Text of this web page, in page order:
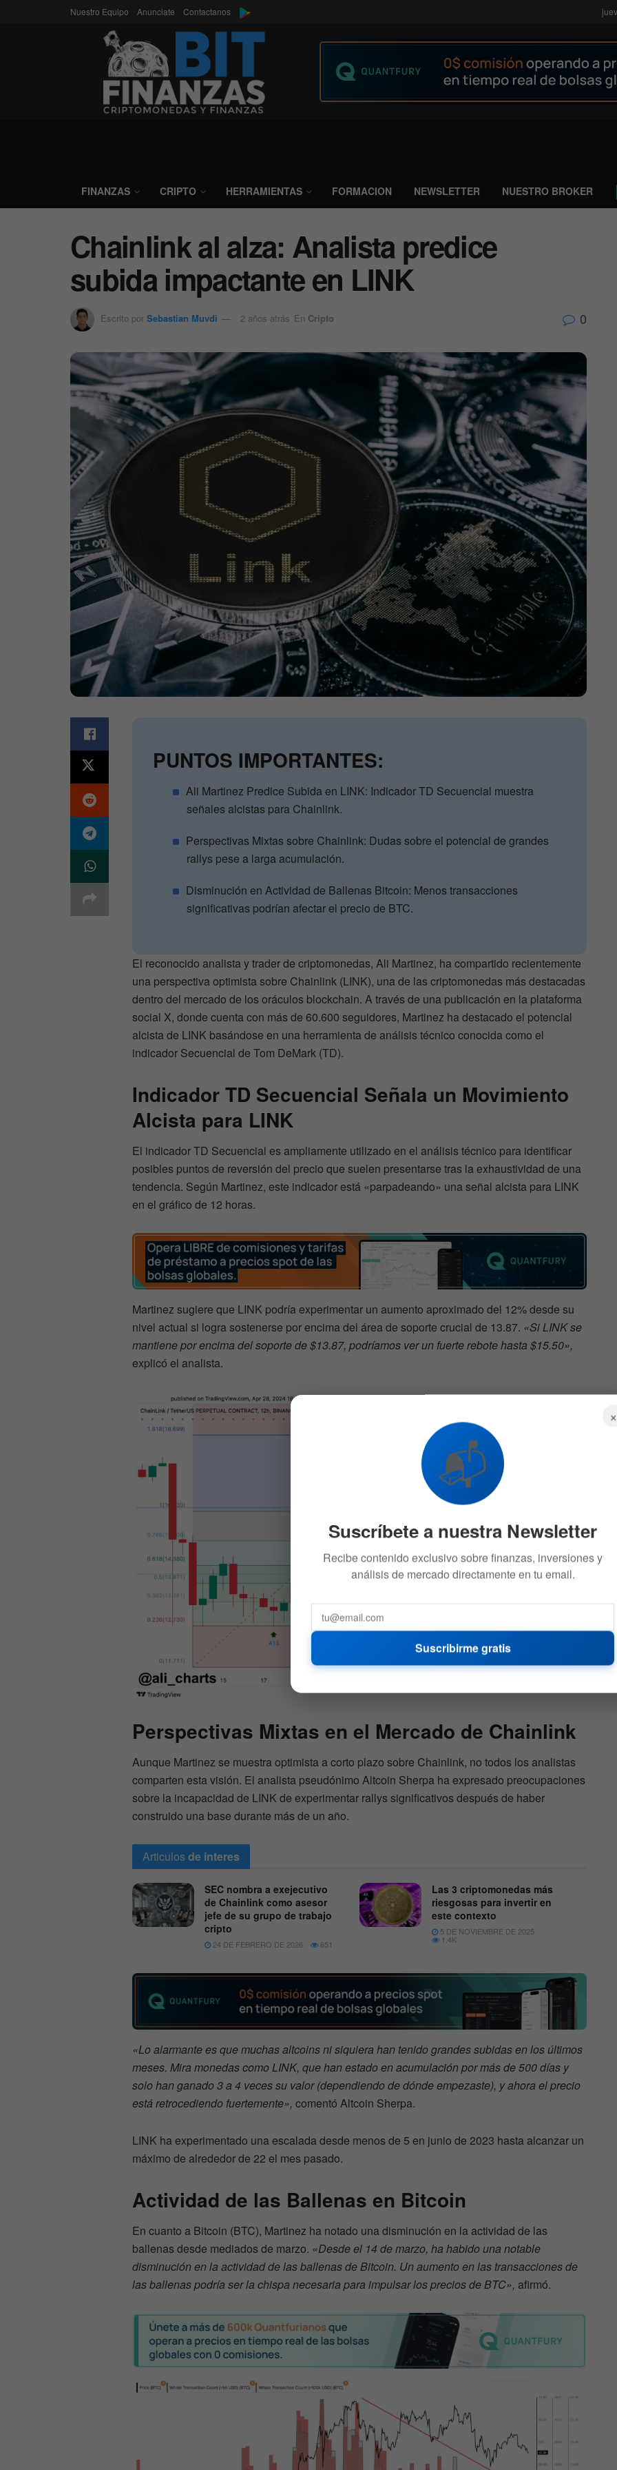
Nuestro Equipo Anunciate Contactanos
FINANZAS CRIPTO HERRAMIENTAS FORMACION NEWSLETTER NUESTRO BROKER
Chainlink al alza: Analista predice
subida impactante en LINK
Escrito por Sebastian Muvdi 2 años atrás En Cripto 0
PUNTOS IMPORTANTES:
Ali Martinez Predice Subida en LINK: Indicador TD Secuencial muestra
señales alcistas para Chainlink.
Perspectivas Mixtas sobre Chainlink: Dudas sobre el potencial de grandes
rallys pese a larga acumulación.
Disminución en Actividad de Ballenas Bitcoin: Menos transacciones
significativas podrían afectar el precio de BTC.
El reconocido analista y trader de criptomonedas, Ali Martinez, ha compartido recientemente
una perspectiva optimista sobre Chainlink (LINK), una de las criptomonedas más destacadas
dentro del mercado de los oráculos blockchain. A través de una publicación en la plataforma
social X, donde cuenta con más de 60.600 seguidores, Martinez ha destacado el potencial
alcista de LINK basándose en una herramienta de análisis técnico conocida como el
indicador Secuencial de Tom DeMark (TD).
Indicador TD Secuencial Señala un Movimiento
Alcista para LINK
El indicador TD Secuencial es ampliamente utilizado en el análisis técnico para identificar
posibles puntos de reversión del precio que suelen presentarse tras la exhaustividad de una
tendencia. Según Martinez, este indicador está «parpadeando» una señal alcista para LINK
en el gráfico de 12 horas.
Martinez sugiere que LINK podría experimentar un aumento aproximado del 12% desde su
nivel actual si logra sostenerse por encima del área de soporte crucial de 13.87. «Si LINK se
mantiene por encima del soporte de $13.87, podríamos ver un fuerte rebote hasta $15.50»,
explicó el analista.
Perspectivas Mixtas en el Mercado de Chainlink
Aunque Martinez se muestra optimista a corto plazo sobre Chainlink, no todos los analistas
comparten esta visión. El analista pseudónimo Altcoin Sherpa ha expresado preocupaciones
sobre la incapacidad de LINK de experimentar rallys significativos después de haber
construido una base durante más de un año.
Articulosde interes
SEC nombra a exejecutivo
de Chainlink como asesor
jefe de su grupo de trabajo
cripto
24 DE FEBRERO DE 2026 651
Las 3 criptomonedas más
riesgosas para invertir en
este contexto
5 DE NOVIEMBRE DE 2025
1.4K
«Lo alarmante es que muchas altcoins ni siquiera han tenido grandes subidas en los últimos
meses. Mira monedas como LINK, que han estado en acumulación por más de 500 días y
solo han ganado 3 a 4 veces su valor (dependiendo de dónde empezaste), y ahora el precio
está retrocediendo fuertemente», comentó Altcoin Sherpa.
LINK ha experimentado una escalada desde menos de 5 en junio de 2023 hasta alcanzar un
máximo de alrededor de 22 el mes pasado.
Actividad de las Ballenas en Bitcoin
En cuanto a Bitcoin (BTC), Martinez ha notado una disminución en la actividad de las
ballenas desde mediados de marzo. «Desde el 14 de marzo, ha habido una notable
disminución en la actividad de las ballenas de Bitcoin. Un aumento en las transacciones de
las ballenas podría ser la chispa necesaria para impulsar los precios de BTC», afirmó.
×
📬
Suscríbete a nuestra Newsletter
Recibe contenido exclusivo sobre finanzas, inversiones y
análisis de mercado directamente en tu email.
Suscribirme gratis